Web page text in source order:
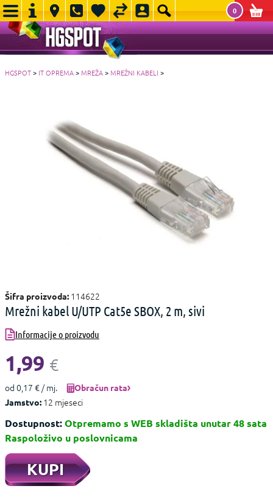
0
HGSPOT> IT OPREMA>MREŽA>MREŽNI KABELI >
Šifra proizvoda: 114622
Mrežni kabel U/UTP Cat5e SBOX, 2 m, sivi
Informacije o proizvodu
1,99 €
od 0,17 € / mj.
Obračun rata
Jamstvo: 12 mjeseci
Dostupnost:Otpremamo s WEB skladišta unutar 48 sata
Raspoloživo u poslovnicama
KUPI